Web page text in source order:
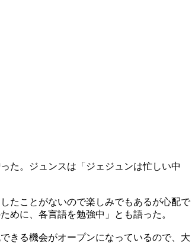
た。ジュンスは「ジェジュンは忙しい中
たことがないので楽しみでもあるが心配で
めに、各言語を勉強中」とも語った。
きる機会がオープンになっているので、大